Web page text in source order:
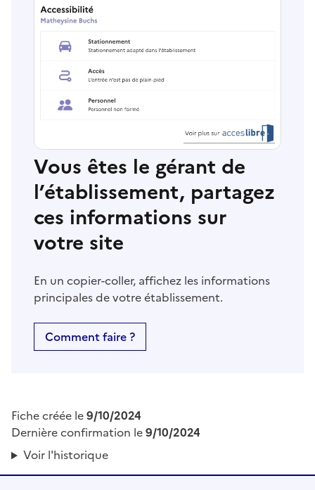
Vous êtes le gérant de
l’établissement, partagez
ces informations sur
votre site
En un copier-coller, affichez les informations
principales de votre établissement.
Comment faire ?
Fiche créée le9/10/2024
Dernière confirmation le9/10/2024
Voir l'historique